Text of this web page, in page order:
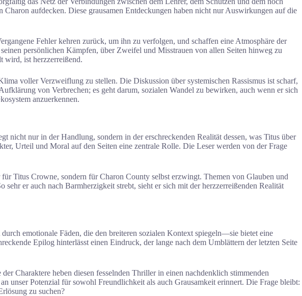
aufdecken. Diese grausamen Entdeckungen haben nicht nur Auswirkungen auf die
Fehler kehren zurück, um ihn zu verfolgen, und schaffen eine Atmosphäre der
persönlichen Kämpfen, über Zweifel und Misstrauen von allen Seiten hinweg zu
wird, ist herzzerreißend.
voller Verzweiflung zu stellen. Die Diskussion über systemischen Rassismus ist scharf,
von Verbrechen; es geht darum, sozialen Wandel zu bewirken, auch wenn er sich
anzuerkennen.
nicht nur in der Handlung, sondern in der erschreckenden Realität dessen, was Titus über
Urteil und Moral auf den Seiten eine zentrale Rolle. Die Leser werden von der Frage
Titus Crowne, sondern für Charon County selbst erzwingt. Themen von Glauben und
er auch nach Barmherzigkeit strebt, sieht er sich mit der herzzerreißenden Realität
emotionale Fäden, die den breiteren sozialen Kontext spiegeln—sie bietet eine
Epilog hinterlässt einen Eindruck, der lange nach dem Umblättern der letzten Seite
Charaktere heben diesen fesselnden Thriller in einen nachdenklich stimmenden
unser Potenzial für sowohl Freundlichkeit als auch Grausamkeit erinnert. Die Frage bleibt:
zu suchen?